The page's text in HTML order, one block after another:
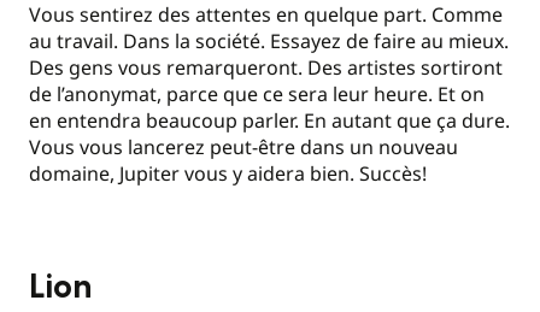
Vous sentirez des attentes en quelque part. Comme
au travail. Dans la société. Essayez de faire au mieux.
Des gens vous remarqueront. Des artistes sortiront
de l’anonymat, parce que ce sera leur heure. Et on
en entendra beaucoup parler. En autant que ça dure.
Vous vous lancerez peut-être dans un nouveau
domaine, Jupiter vous y aidera bien. Succès!
Lion